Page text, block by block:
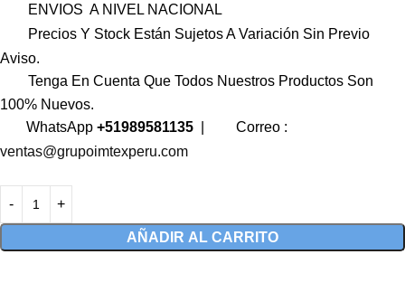
ENVIOS A NIVEL NACIONAL
Precios Y Stock Están Sujetos A Variación Sin Previo
Aviso.
Tenga En Cuenta Que Todos Nuestros Productos Son
100% Nuevos.
WhatsApp +51989581135
Correo :
ventas@grupoimtexperu.com
AÑADIR AL CARRITO